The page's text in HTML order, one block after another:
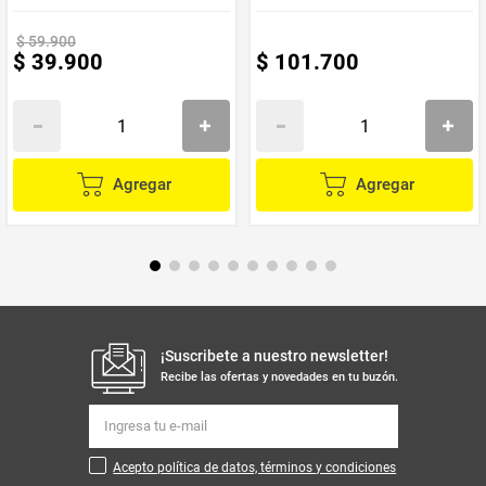
$59.900
$ 39.900
Agregar
$ 101.700
Agregar
¡Suscribete a nuestro newsletter!
Recibe las ofertas y novedades en tu buzón.
Acepto política de datos, términos y condiciones